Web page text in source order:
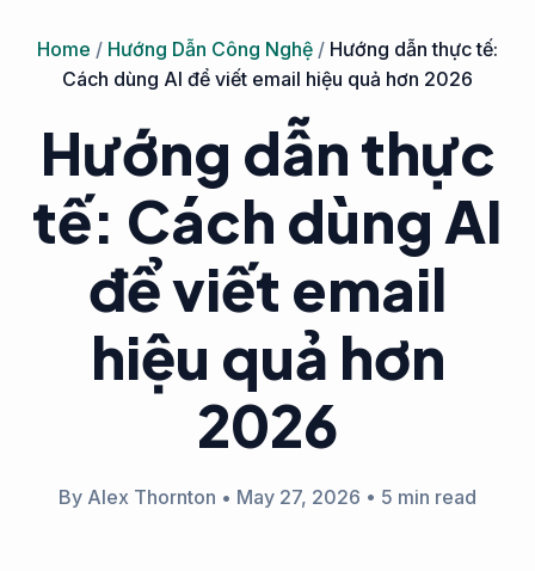
Home / Hướng Dẫn Công Nghệ / Hướng dẫn thực tế:
Cách dùng AI để viết email hiệu quả hơn 2026
Hướng dẫn thực
tế: Cách dùng AI
để viết email
hiệu quả hơn
2026
By Alex Thornton • May 27, 2026 • 5 min read